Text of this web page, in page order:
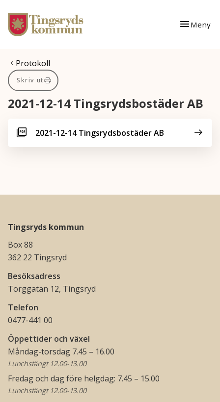
Gå till innehåll
Gå till huvudmeny
Meny
Du är här:
Protokoll
Skriv ut
2021-12-14 Tingsrydsbostäder AB
2021-12-14 Tingsrydsbostäder AB
Tingsryds kommun
Box 88
362 22 Tingsryd
Besöksadress
Torggatan 12, Tingsryd
Telefon
0477-441 00
Öppettider och växel
Måndag-torsdag 7.45 – 16.00
Lunchstängt 12.00-13.00
Fredag och dag före helgdag: 7.45 – 15.00
Lunchstängt 12.00-13.00